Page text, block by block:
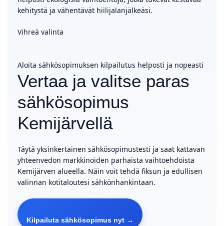
kehitystä ja vähentävät hiilijalanjälkeäsi.
Vihreä valinta
Aloita sähkösopimuksen kilpailutus helposti ja nopeasti
Vertaa ja valitse paras
sähkösopimus
Kemijärvellä
Täytä yksinkertainen sähkösopimustesti ja saat kattavan
yhteenvedon markkinoiden parhaista vaihtoehdoista
Kemijärven alueella. Näin voit tehdä fiksun ja edullisen
valinnan kotitaloutesi sähkönhankintaan.
Kilpailuta sähkösopimus nyt →